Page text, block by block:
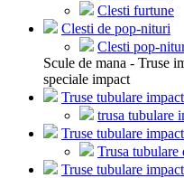
Clesti furtune
Clesti de pop-nituri
Clesti pop-
Scule de mana - Truse
speciale impact
Truse tubulare
trusa tubulare
Truse tubulare
Trusa tubulare
Truse tubulare